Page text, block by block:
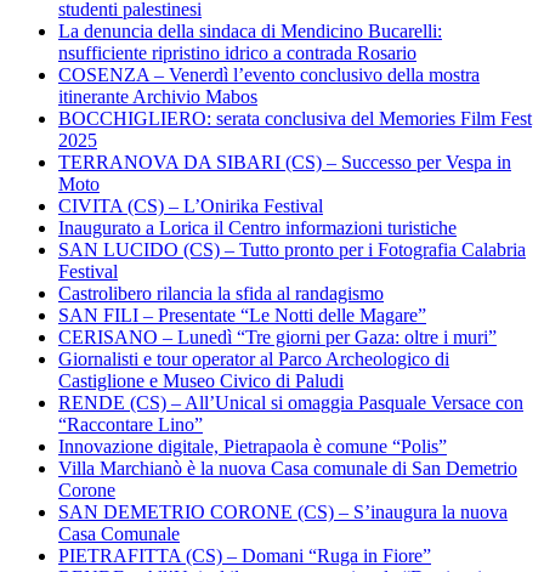
studenti palestinesi
La denuncia della sindaca di Mendicino Bucarelli:
nsufficiente ripristino idrico a contrada Rosario
COSENZA – Venerdì l’evento conclusivo della mostra
itinerante Archivio Mabos
BOCCHIGLIERO: serata conclusiva del Memories Film Fest
2025
TERRANOVA DA SIBARI (CS) – Successo per Vespa in
Moto
CIVITA (CS) – L’Onirika Festival
Inaugurato a Lorica il Centro informazioni turistiche
SAN LUCIDO (CS) – Tutto pronto per i Fotografia Calabria
Festival
Castrolibero rilancia la sfida al randagismo
SAN FILI – Presentate “Le Notti delle Magare”
CERISANO – Lunedì “Tre giorni per Gaza: oltre i muri”
Giornalisti e tour operator al Parco Archeologico di
Castiglione e Museo Civico di Paludi
RENDE (CS) – All’Unical si omaggia Pasquale Versace con
“Raccontare Lino”
Innovazione digitale, Pietrapaola è comune “Polis”
Villa Marchianò è la nuova Casa comunale di San Demetrio
Corone
SAN DEMETRIO CORONE (CS) – S’inaugura la nuova
Casa Comunale
PIETRAFITTA (CS) – Domani “Ruga in Fiore”